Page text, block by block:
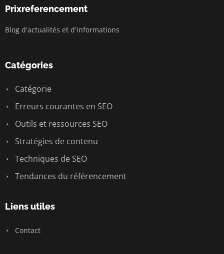
Prixreferencement
Blog d'actualités et d'informations
Catégories
Catégorie
Erreurs courantes en SEO
Outils et ressources SEO
Stratégies de contenu
Techniques de SEO
Tendances du référencement
Liens utiles
Contact